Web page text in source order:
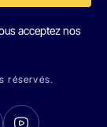
acceptez nos
réservés.